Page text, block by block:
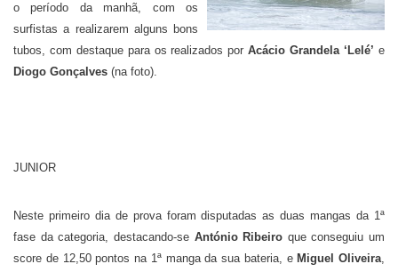
o período da manhã, com os
surfistas a realizarem alguns bons
tubos, com destaque para os realizados porAcácio Grandela ‘Lelé’ e
Diogo Gonçalves (na foto).
JUNIOR
Neste primeiro dia de prova foram disputadas as duas mangas da 1ª
fase da categoria, destacando-se António Ribeiro que conseguiu um
score de 12,50 pontos na 1ª manga da sua bateria, e Miguel Oliveira,